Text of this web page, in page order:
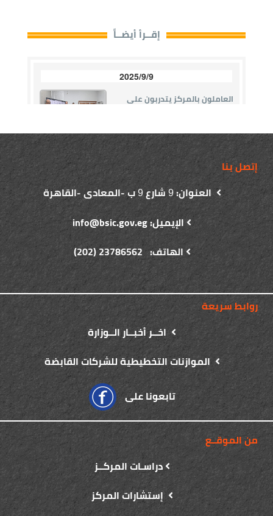
إتصل بنا
العنوان:9شارع9ب -المعادى -القاهرة
الإيميل: info@bsic.gov.eg
الهاتف: 23786562 (202)
روابط سريعة
اخــر أخبــار الــوزارة
الموازنات التخطيطية للشركات القابضة
تابعونا على
من الموقــع
دراسـات المركــز
إستشارات المركز